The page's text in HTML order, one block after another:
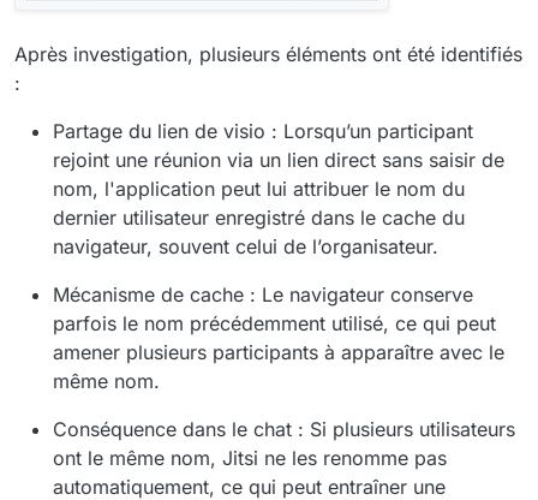
Après investigation, plusieurs éléments ont été identifiés
:
Partage du lien de visio : Lorsqu’un participant
rejoint une réunion via un lien direct sans saisir de
nom, l'application peut lui attribuer le nom du
dernier utilisateur enregistré dans le cache du
navigateur, souvent celui de l’organisateur.
Mécanisme de cache : Le navigateur conserve
parfois le nom précédemment utilisé, ce qui peut
amener plusieurs participants à apparaître avec le
même nom.
Conséquence dans le chat : Si plusieurs utilisateurs
ont le même nom, Jitsi ne les renomme pas
automatiquement, ce qui peut entraîner une